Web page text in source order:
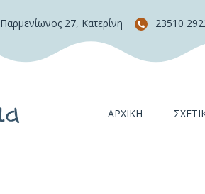
Παρμενίωνος 27, Κατερίνη 23510
ΑΡΧΙΚΉ